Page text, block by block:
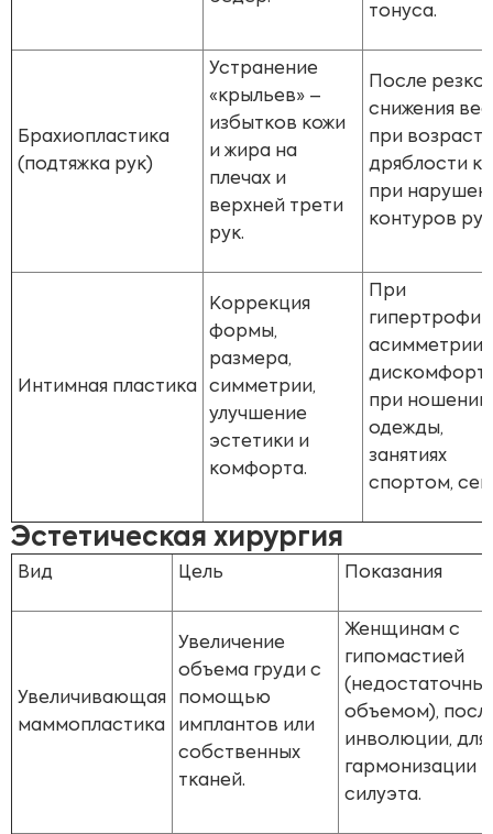
тонуса.
Брахиопластика
(подтяжка рук)
Устранение
«крыльев» –
избытков кожи
и жира на
плечах и
верхней трети
рук.
После
снижения
при
дряблости
при
контуров
Интимная пластика
Коррекция
формы,
размера,
симметрии,
улучшение
эстетики и
комфорта.
При
асимметрии,
при ношении
одежды,
занятиях
спортом,
Эстетическая хирургия
Вид Цель Показания
Увеличивающая
маммопластика
Увеличение
объема груди с
помощью
имплантов или
собственных
тканей.
Женщинам с
гипомастией
объемом),
инволюции, для
гармонизации
силуэта.